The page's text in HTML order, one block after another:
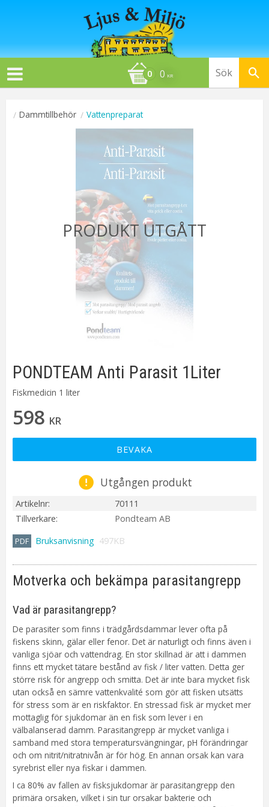
0 KR
Dammtillbehör Vattenpreparat
PONDTEAM Anti Parasit 1Liter
Fiskmedicin 1 liter
598 KR
BEVAKA
Utgången produkt
Artikelnr
70111
Tillverkare
Pondteam AB
Bruksanvisning 497KB
Motverka och bekämpa parasitangrepp
Vad är parasitangrepp?
De parasiter som finns i trädgårdsdammar lever ofta på
fiskens skinn, gälar eller fenor. Det är naturligt och finns även i
vanliga sjöar och vattendrag. En stor skillnad är att i dammen
finns ett mycket tätare bestånd av fisk / liter vatten. Detta ger
större risk för angrepp och smitta. Det är inte bara mycket fisk
utan också en sämre vattenkvalité som gör att fisken utsätts
för stress som är en riskfaktor. En stressad fisk är mycket mer
mottaglig för sjukdomar än en fisk som lever i en
välbalanserad damm. Parasitangrepp är mycket vanliga i
samband med stora temperatursvängningar, pH förändringar
och om nitrit/nitratnivån är för hög. En annan orsak kan vara
syrebrist eller nya fiskar i dammen.
I ca 80% av fallen av fisksjukdomar är parasitangrepp den
primära orsaken, vilket i sin tur orsakar bakterie och